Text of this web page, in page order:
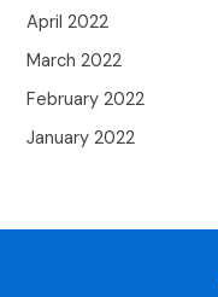
April 2022
March 2022
February 2022
January 2022